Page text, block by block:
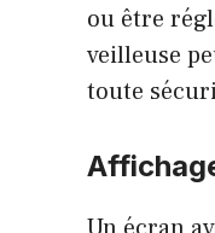
ou être
veilleuse
toute